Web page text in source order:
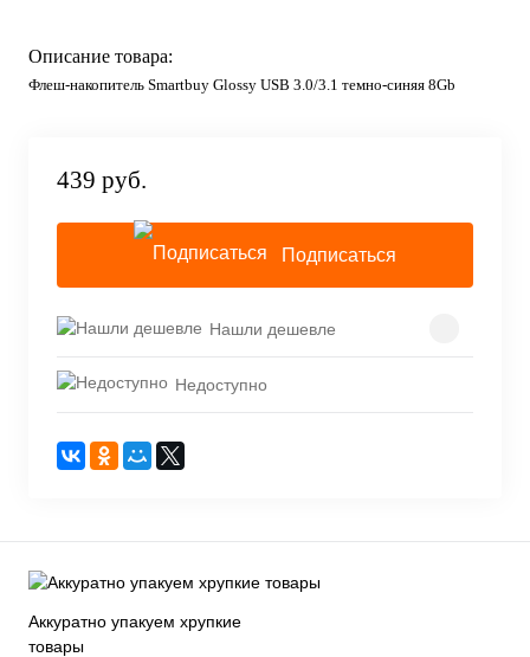
Описание товара:
Флеш-накопитель Smartbuy Glossy USB 3.0/3.1 темно-синяя 8Gb
439 руб.
Подписаться
Нашли дешевле
Недоступно
Аккуратно упакуем хрупкие
товары